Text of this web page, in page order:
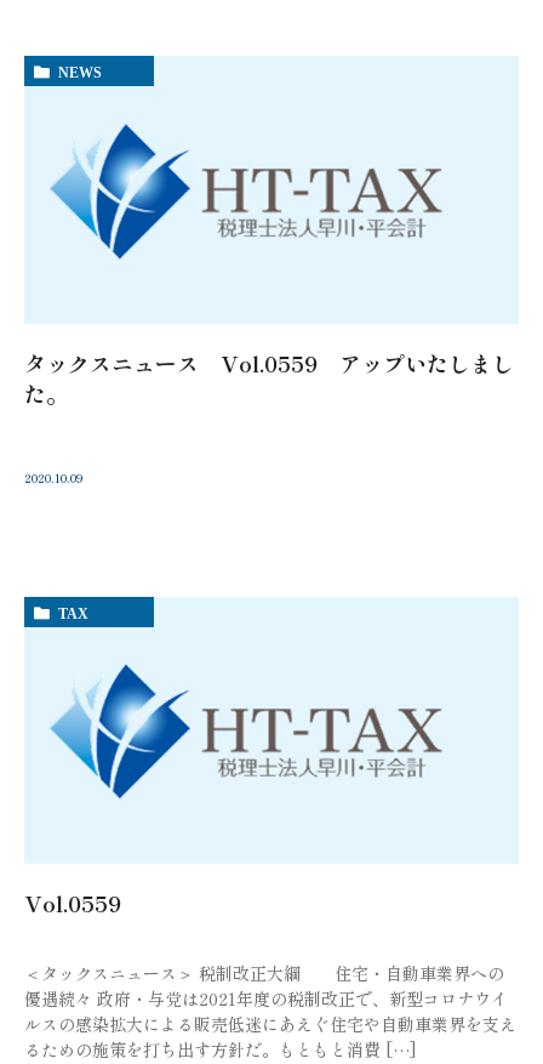
NEWS
タックスニュース Vol.0559 アップいたしまし
た。
2020.10.09
TAX
Vol.0559
＜タックスニュース＞ 税制改正大綱 住宅・自動車業界への
優遇続々 政府・与党は2021年度の税制改正で、新型コロナウイ
ルスの感染拡大による販売低迷にあえぐ住宅や自動車業界を支え
るための施策を打ち出す方針だ。もともと消費 […]